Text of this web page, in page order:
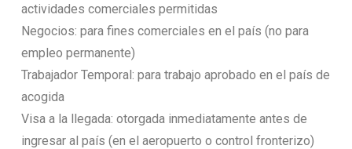
actividades comerciales permitidas
Negocios: para fines comerciales en el país (no para
empleo permanente)
Trabajador Temporal: para trabajo aprobado en el país de
acogida
Visa a la llegada: otorgada inmediatamente antes de
ingresar al país (en el aeropuerto o control fronterizo)